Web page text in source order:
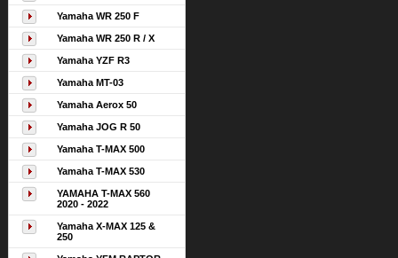
Yamaha WR 250 F
Yamaha WR 250 R / X
Yamaha YZF R3
Yamaha MT-03
Yamaha Aerox 50
Yamaha JOG R 50
Yamaha T-MAX 500
Yamaha T-MAX 530
YAMAHA T-MAX 560
2020 - 2022
Yamaha X-MAX 125 &
250